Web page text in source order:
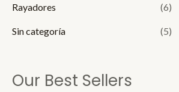
Rayadores (6)
Sin categoría (5)
Our Best Sellers